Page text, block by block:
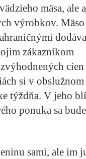
mäsa, ale
výrobkov.
zákazníkom
cien
si v
týždňa. V jeho
ponuka sa bude
sami, ale im